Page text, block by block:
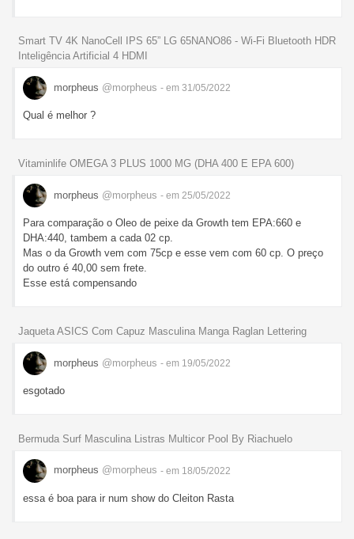
Smart TV 4K NanoCell IPS 65” LG 65NANO86 - Wi-Fi Bluetooth HDR
Inteligência Artificial 4 HDMI
morpheus @morpheus - em 31/05/2022
Qual é melhor ?
Vitaminlife OMEGA 3 PLUS 1000 MG (DHA 400 E EPA 600)
morpheus @morpheus - em 25/05/2022
Para comparação o Oleo de peixe da Growth tem EPA:660 e
DHA:440, tambem a cada 02 cp.
Mas o da Growth vem com 75cp e esse vem com 60 cp. O preço
do outro é 40,00 sem frete.
Esse está compensando
Jaqueta ASICS Com Capuz Masculina Manga Raglan Lettering
morpheus @morpheus - em 19/05/2022
esgotado
Bermuda Surf Masculina Listras Multicor Pool By Riachuelo
morpheus @morpheus - em 18/05/2022
essa é boa para ir num show do Cleiton Rasta